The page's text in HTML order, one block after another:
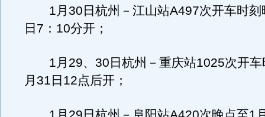
1月30日杭州－江山站A497次开车时刻
日7：10分开；
1月29、30日杭州－重庆站1025次开车
月31日12点后开；